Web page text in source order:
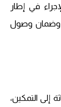
في إطار
وضمان وصول
إلى التمكين،